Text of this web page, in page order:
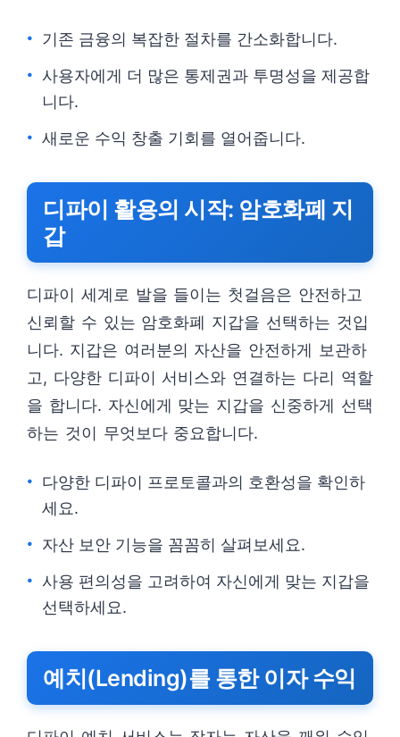
기존 금융의 복잡한 절차를 간소화합니다.
사용자에게 더 많은 통제권과 투명성을 제공합
니다.
새로운 수익 창출 기회를 열어줍니다.
디파이 활용의 시작: 암호화폐 지
갑
디파이 세계로 발을 들이는 첫걸음은 안전하고
신뢰할 수 있는 암호화폐 지갑을 선택하는 것입
니다. 지갑은 여러분의 자산을 안전하게 보관하
고, 다양한 디파이 서비스와 연결하는 다리 역할
을 합니다. 자신에게 맞는 지갑을 신중하게 선택
하는 것이 무엇보다 중요합니다.
다양한 디파이 프로토콜과의 호환성을 확인하
세요.
자산 보안 기능을 꼼꼼히 살펴보세요.
사용 편의성을 고려하여 자신에게 맞는 지갑을
선택하세요.
예치(Lending)를 통한 이자 수익